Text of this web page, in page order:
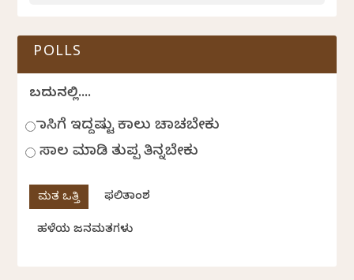
POLLS
ಬದುಕಿನಲ್ಲಿ....
ಹಾಸಿಗೆ ಇದ್ದಷ್ಟು ಕಾಲು ಚಾಚಬೇಕು
ಸಾಲ ಮಾಡಿ ತುಪ್ಪ ತಿನ್ನಬೇಕು
ಫಲಿತಾಂಶ
ಹಳೆಯ ಜನಮತಗಳು